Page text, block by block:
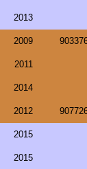
2013
2009
2011
2014
2012
2015
2015